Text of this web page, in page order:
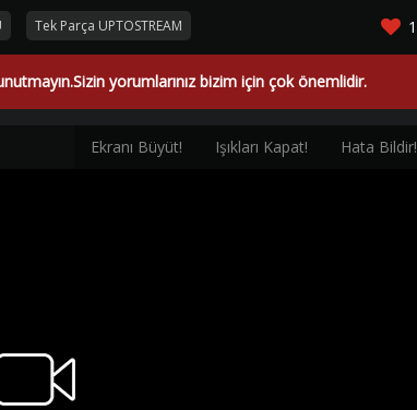
Tek Parça UPTOSTREAM 1
yorumlarınız bizim için çok önemlidir.
Hata Bildir!
Işıkları Kapat!
Ekranı Büyüt!